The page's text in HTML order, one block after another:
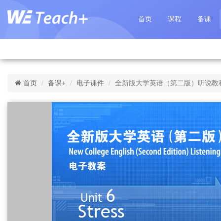
首页 课程 备课
首页 备课+ 电子课件 全新版大学英语（第二版）听说